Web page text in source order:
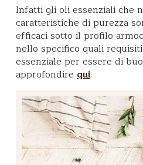
Infatti gli oli essenziali che
caratteristiche di purezza
efficaci sotto il profilo
nello specifico quali
essenziale per essere di
approfondire qui.